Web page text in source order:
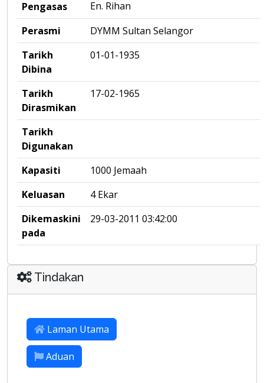
Pengasas
En. Rihan
Perasmi
DYMM Sultan Selangor
Tarikh
Dibina
01-01-1935
Tarikh
Dirasmikan
17-02-1965
Tarikh
Digunakan
Kapasiti
1000 Jemaah
Keluasan
4 Ekar
Dikemaskini
pada
29-03-2011 03:42:00
Tindakan
Laman Utama
Aduan